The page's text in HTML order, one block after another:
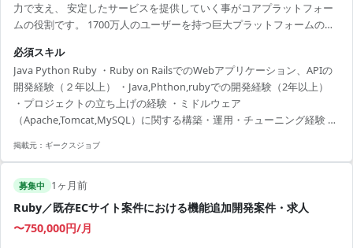
力で支え、 安定したサービスを提供していく事がコアプラットフォー
ムの役割です。 1700万人のユーザーを持つ巨大プラットフォームの根
備・セキュリティや品質の確保等、業務は多岐にわたります。 （作業
内容例） ・新ポータル開発 ・各基盤APIの設計開発 ・各サービスに跨
る基盤の整備 ・高負荷対策フォロー ・業務効率化、開発 ・運用の自動
化 ・品質・セキュリティの確保 ・新規サービスの立ち上げフォロー
（...
必須スキル
Java Python Ruby ・Ruby on RailsでのWebアプリケーション、APIの
開発経験（２年以上） ・Java,Phthon,rubyでの開発経験（2年以上）
・プロジェクトの立ち上げの経験 ・ミドルウェア
（Apache,Tomcat,MySQL）に関する構築・運用・チューニング経験 ・
に関する知識・経験 ・クラウド基盤を利用した自動化経験 ・Ansibleな
・Webセキュリティに関する基本的な知識
掲載元： ギークスジョブ
募集中 1ヶ月前
Ruby／既存ECサイト案件における機能追加開発案件・求人
〜750,000円/月